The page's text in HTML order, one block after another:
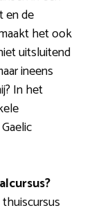
en de
het ook
uitsluitend
ineens
In het